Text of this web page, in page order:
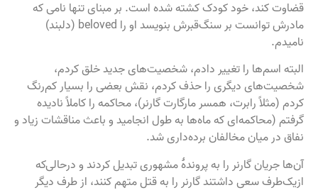
قضاوت کند، خود کودک کشته شده است. بر مبنای تنها نامی که
مادرش توانست بر سنگ‌قبرش بنویسد او را beloved (دلبند)
نامیدم.
البته اسم‌ها را تغییر دادم، شخصیت‌های جدید خلق کردم،
شخصیت‌های دیگری را حذف کردم، نقش بعضی را بسیار کم‌رنگ
کردم (مثلاً رابرت، همسر مارگارت گارنر)، محاکمه را کاملاً نادیده
گرفتم (محاکمه‌ای که ماه‌ها به طول انجامید و باعث مناقشات زیاد و
نفاق در میان مخالفان برده‌داری شد.
آن‌ها جریان گارنر را به پروندۀ مشهوری تبدیل کردند و درحالی‌که
ازیک‌طرف سعی داشتند گارنر را به قتل متهم کنند، از طرف دیگر